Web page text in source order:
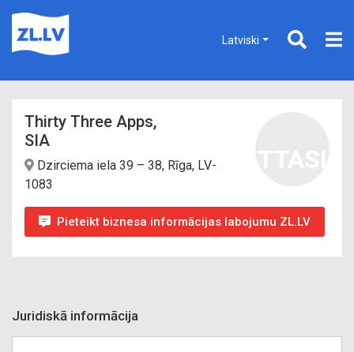
Latviski
Thirty Three Apps,
SIA
Dzirciema iela 39 – 38, Rīga, LV-
1083
Pieteikt biznesa informācijas labojumu ZL.LV
Juridiskā informācija